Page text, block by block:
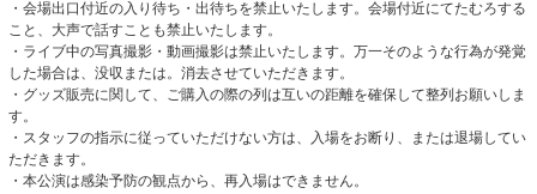
・会場出口付近の入り待ち・出待ちを禁止いたします。会場付近にてたむろする
こと、大声で話すことも禁止いたします。
・ライブ中の写真撮影・動画撮影は禁止いたします。万一そのような行為が発覚
した場合は、没収または。消去させていただきます。
・グッズ販売に関して、ご購入の際の列は互いの距離を確保して整列お願いしま
す。
・スタッフの指示に従っていただけない方は、入場をお断り、または退場してい
ただきます。
・本公演は感染予防の観点から、再入場はできません。